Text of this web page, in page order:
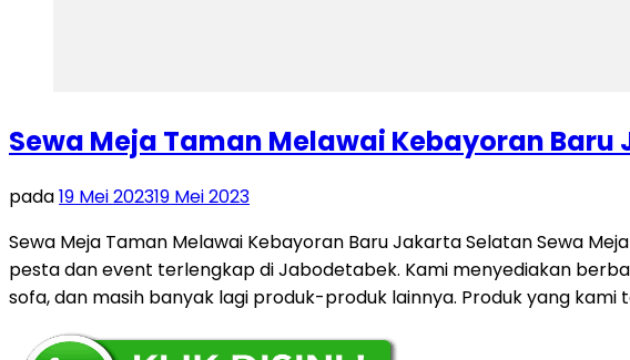
Sewa Meja Taman Melawai Kebayoran
pada19 Mei 202319 Mei 2023
Sewa Meja Taman Melawai Kebayoran Baru Jakarta Selatan Sewa
pesta dan event terlengkap di Jabodetabek. Kami menyediakan
sofa, dan masih banyak lagi produk-produk lainnya. Produk yang kami